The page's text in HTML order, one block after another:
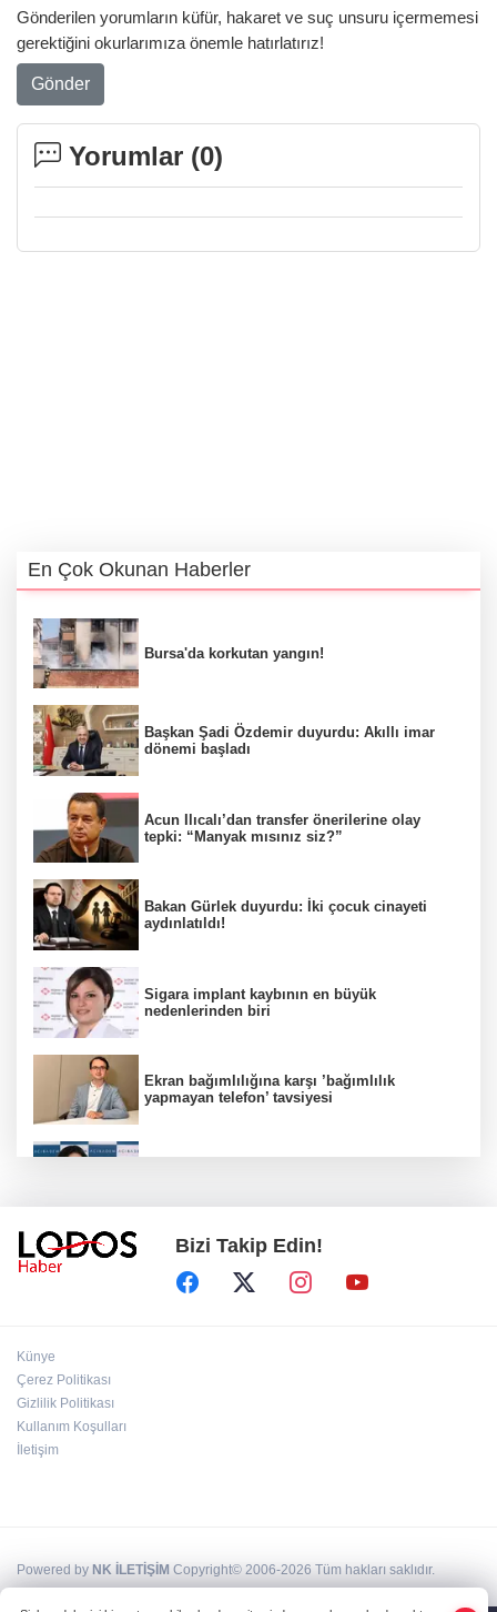
Gönderilen yorumların küfür, hakaret ve suç unsuru içermemesi
gerektiğini okurlarımıza önemle hatırlatırız!
Gönder
Yorumlar (0)
En Çok Okunan Haberler
Bursa'da korkutan yangın!
Başkan Şadi Özdemir duyurdu: Akıllı imar
dönemi başladı
Acun Ilıcalı’dan transfer önerilerine olay
tepki: “Manyak mısınız siz?”
Bakan Gürlek duyurdu: İki çocuk cinayeti
aydınlatıldı!
Sigara implant kaybının en büyük
nedenlerinden biri
Ekran bağımlılığına karşı ’bağımlılık
yapmayan telefon’ tavsiyesi
2 çocuğun ölümünde gerçek ortaya çıktı!
Gürlek açıkladı!
Bizi Takip Edin!
Künye
Çerez Politikası
Gizlilik Politikası
Kullanım Koşulları
İletişim
Powered by NK İLETİŞİM Copyright© 2006-2026 Tüm hakları saklıdır.